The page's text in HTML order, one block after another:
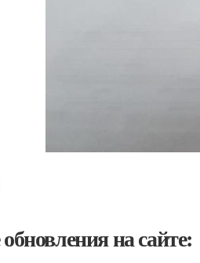
на сайте: